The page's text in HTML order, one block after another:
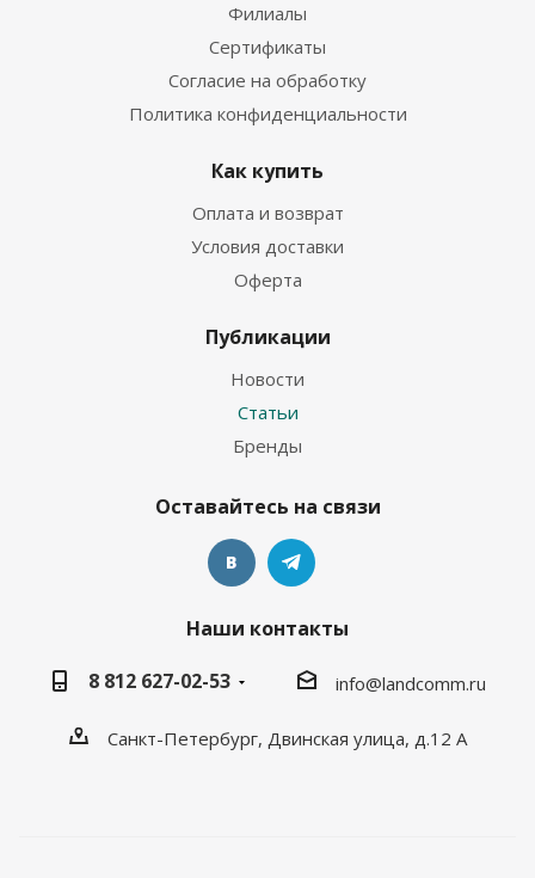
Филиалы
Сертификаты
Согласие на обработку
Политика конфиденциальности
Как купить
Оплата и возврат
Условия доставки
Оферта
Публикации
Новости
Статьи
Бренды
Оставайтесь на связи
Наши контакты
8 812 627-02-53
info@landcomm.ru
Санкт-Петербург, Двинская улица, д.12 А